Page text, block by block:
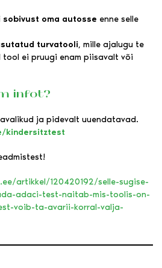
oma autosse enne selle
turvatooli, mille ajalugu te
tool ei pruugi enam piisavalt või
infot?
ja pidevalt uuendatavad.
kindersitztest
artikkel/120420192/selle-sugise-
adaci-test-naitab-mis-toolis-on-
voib-ta-avarii-korral-valja-